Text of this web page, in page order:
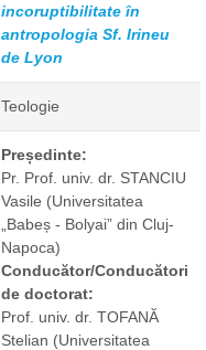
incoruptibilitate în
antropologia Sf. Irineu
de Lyon
Teologie
Președinte:
Pr. Prof. univ. dr. STANCIU
Vasile (Universitatea
„Babeș - Bolyai” din Cluj-
Napoca)
Conducător/Conducători
de doctorat:
Prof. univ. dr. TOFANĂ
Stelian (Universitatea